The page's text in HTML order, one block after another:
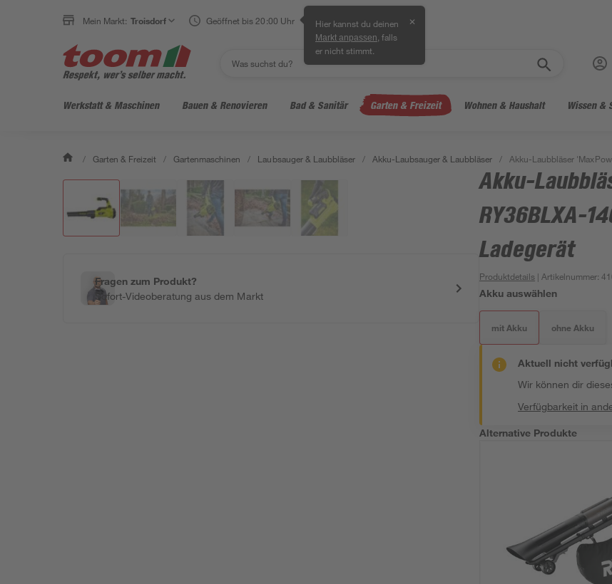
Mein Markt: Troisdorf Geöffnet bis 20:00 Uhr Hier kannst du deinen
Markt anpassen , falls
er nicht stimmt.
✕
Werkstatt & Maschinen Bauen & Renovieren Bad & Sanitär Garten & Freizeit Wohnen & Haushalt Wissen &
/ Garten & Freizeit / Gartenmaschinen / Laubsauger & Laubbläser / Akku-Laubsauger & Laubbläser / Akku-Laubbläser
Fragen zum Produkt?
Sofort-Videoberatung aus dem Markt
Akku-
RY36BLXA-
Ladegerät
Produktdetails | Artikelnummer:
Akku auswählen
mit Akku ohne Akku
Aktuell nicht
Wir können dir
Verfügbarkeit in
Alternative Produkte